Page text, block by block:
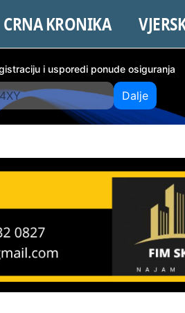
CRNA KRONIKA
i usporedi ponude osiguranja
Dalje